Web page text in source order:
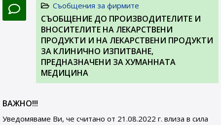
Съобщения за фирмите
СЪОБЩЕНИЕ ДО ПРОИЗВОДИТЕЛИТЕ И
ВНОСИТЕЛИТЕ НА ЛЕКАРСТВЕНИ
ПРОДУКТИ И НА ЛЕКАРСТВЕНИ ПРОДУКТИ
ЗА КЛИНИЧНО ИЗПИТВАНЕ,
ПРЕДНАЗНАЧЕНИ ЗА ХУМАННАТА
МЕДИЦИНА
ВАЖНО!!!
Уведомяваме Ви, че считано от 21.08.2022 г. влиза в сила